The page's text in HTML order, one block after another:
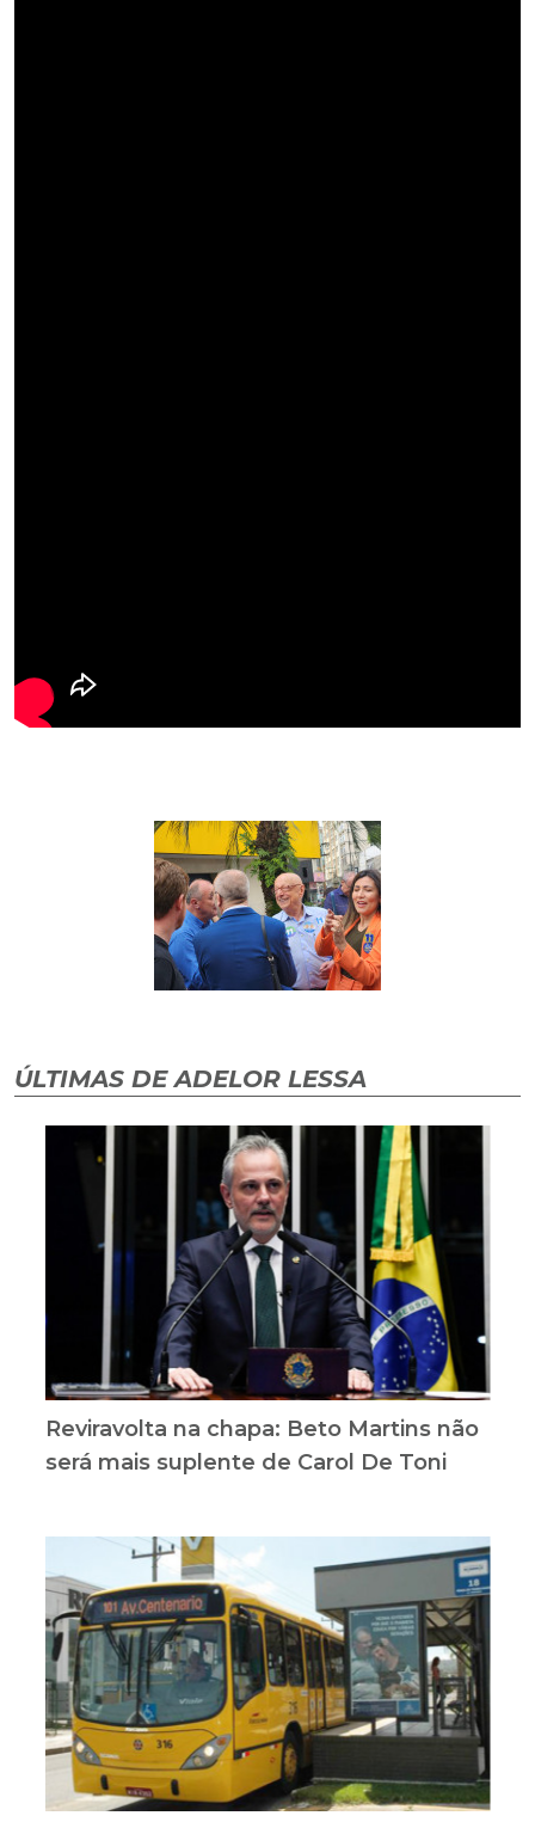
ÚLTIMAS DE ADELOR LESSA
Reviravolta na chapa: Beto Martins não
será mais suplente de Carol De Toni